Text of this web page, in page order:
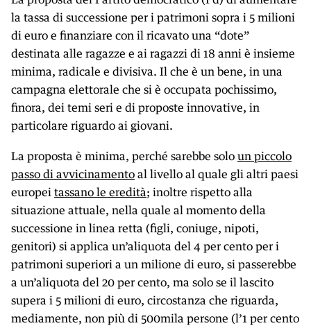
la tassa di successione per i patrimoni sopra i 5 milioni
di euro e finanziare con il ricavato una “dote”
destinata alle ragazze e ai ragazzi di 18 anni è insieme
minima, radicale e divisiva. Il che è un bene, in una
campagna elettorale che si è occupata pochissimo,
finora, dei temi seri e di proposte innovative, in
particolare riguardo ai giovani.
La proposta è minima, perché sarebbe solo un piccolo
passo di avvicinamento al livello al quale gli altri paesi
europei tassano le eredità; inoltre rispetto alla
situazione attuale, nella quale al momento della
successione in linea retta (figli, coniuge, nipoti,
genitori) si applica un’aliquota del 4 per cento per i
patrimoni superiori a un milione di euro, si passerebbe
a un’aliquota del 20 per cento, ma solo se il lascito
supera i 5 milioni di euro, circostanza che riguarda,
mediamente, non più di 500mila persone (l’1 per cento